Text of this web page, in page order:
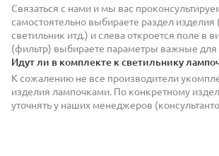
Связаться с нами и мы вас
самостоятельно выбираете раздел изделия
светильник итд.) и слева откроется поле в
(фильтр) выбираете параметры важные для
Идут ли в комплекте к светильнику
К сожалению не все производители
изделия лампочками. По конкретному
уточнять у наших менеджеров